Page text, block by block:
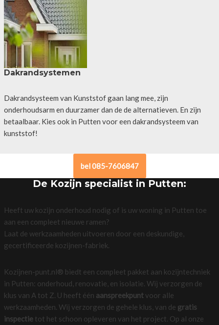
Dakrandsystemen
Dakrandsysteem van Kunststof gaan lang mee, zijn
onderhoudsarm en duurzamer dan de de alternatieven. En zijn
betaalbaar. Kies ook in Putten voor een dakrandsysteem van
kunststof!
bel 085-7606847
De Kozijn specialist in Putten:
Heeft uw kozijn onderhoud nodig of is uw woning in Putten toe
aan een compleet nieuwe ramen?
Laat de werkzaamheden uitvoeren door een deskundige,
gecertificeerde kozijnen-fabriek.
Kozijnen-punt.nl® biedt een compleet pakket aan kozijntechniek
in Putten: onderhoud, renovatie, en isolatie. Wij verzorgen de
klus van A tot Z. U heeft één aanspreekpuntvoor alle
werkzaamheden. Wij verzorgen de gehele klus, van de gratis
inspectietot het schoon opleveren van het project. Op al onze